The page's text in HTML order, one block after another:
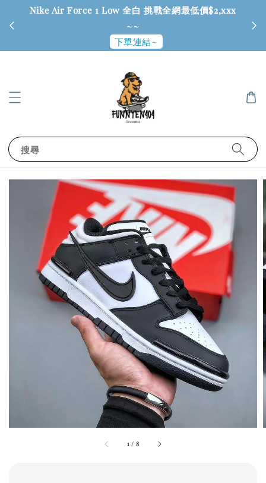
Nike Air Force 1 Low 全白 挑戰全網最低價$2,xxx
~~
下單連結~
搜尋
1 / 8